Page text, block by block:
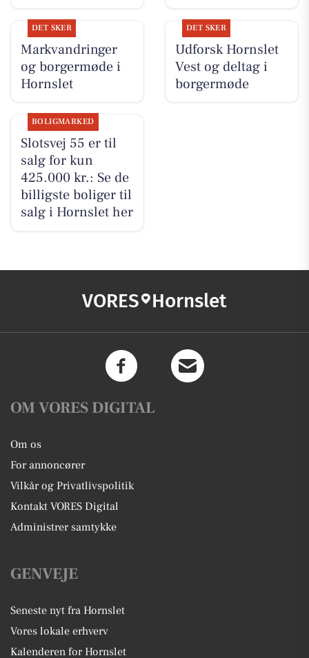
DET SKER
Markvandringer
og borgermøde i
Hornslet
DET SKER
Udforsk Hornslet
Vest og deltag i
borgermøde
BOLIGMARKED
Slotsvej 55 er til
salg for kun
425.000 kr.: Se de
billigste boliger til
salg i Hornslet her
VORES Hornslet
OM VORES DIGITAL
Om os
For annoncører
Vilkår og Privatlivspolitik
Kontakt VORES Digital
Administrer samtykke
GENVEJE
Seneste nyt fra Hornslet
Vores lokale erhverv
Kalenderen for Hornslet